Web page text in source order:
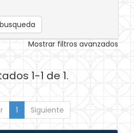
Mostrar filtros avanzados
1-1 de 1.
1 Siguiente